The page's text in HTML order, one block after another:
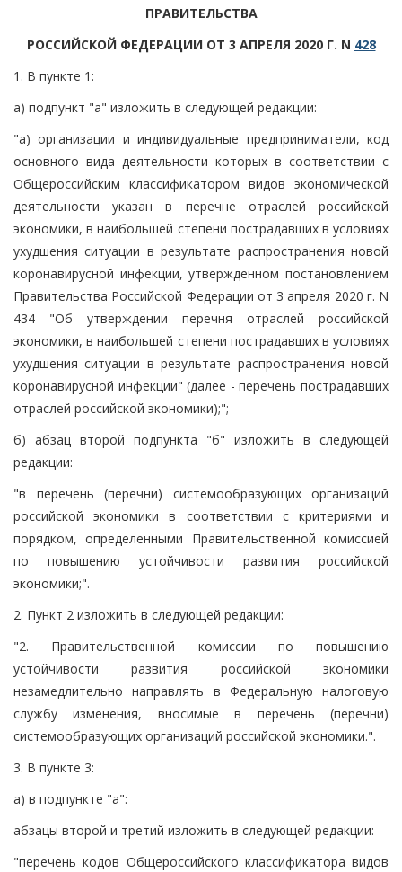
ПРАВИТЕЛЬСТВА
РОССИЙСКОЙ ФЕДЕРАЦИИ ОТ 3 АПРЕЛЯ 2020 Г. N 428
1. В пункте 1:
а) подпункт "а" изложить в следующей редакции:
"а) организации и индивидуальные предприниматели, код
основного вида деятельности которых в соответствии с
Общероссийским классификатором видов экономической
деятельности указан в перечне отраслей российской
экономики, в наибольшей степени пострадавших в условиях
ухудшения ситуации в результате распространения новой
коронавирусной инфекции, утвержденном постановлением
Правительства Российской Федерации от 3 апреля 2020 г. N
434 "Об утверждении перечня отраслей российской
экономики, в наибольшей степени пострадавших в условиях
ухудшения ситуации в результате распространения новой
коронавирусной инфекции" (далее - перечень пострадавших
отраслей российской экономики);";
б) абзац второй подпункта "б" изложить в следующей
редакции:
"в перечень (перечни) системообразующих организаций
российской экономики в соответствии с критериями и
порядком, определенными Правительственной комиссией
по повышению устойчивости развития российской
экономики;".
2. Пункт 2 изложить в следующей редакции:
"2. Правительственной комиссии по повышению
устойчивости развития российской экономики
незамедлительно направлять в Федеральную налоговую
службу изменения, вносимые в перечень (перечни)
системообразующих организаций российской экономики.".
3. В пункте 3:
а) в подпункте "а":
абзацы второй и третий изложить в следующей редакции:
"перечень кодов Общероссийского классификатора видов